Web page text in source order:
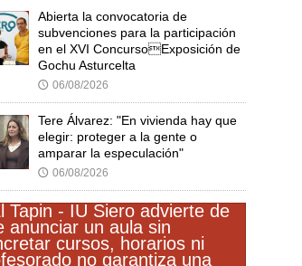
Abierta la convocatoria de
subvenciones para la participación
en el XVI ConcursoExposición de
Gochu Asturcelta
🕔 06/08/2026
Tere Álvarez: "En vivienda hay que
elegir: proteger a la gente o
amparar la especulación"
🕔 06/08/2026